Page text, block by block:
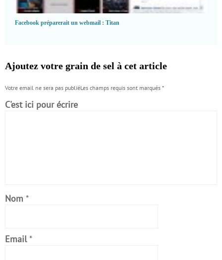
Facebook préparerait un webmail : Titan
Ajoutez votre grain de sel à cet article
Votre email ne sera pas publiéLes champs requis sont marqués *
C'est ici pour écrire
Nom *
Email *